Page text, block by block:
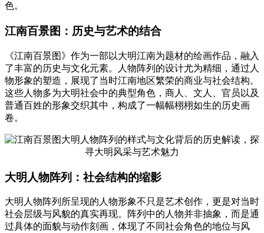
色。
江南百景图：历史与艺术的结合
《江南百景图》作为一部以大明江南为题材的绘画作品，融入
了丰富的历史与文化元素。人物阵列的设计尤为精细，通过人
物形象的塑造，展现了当时江南地区繁荣的商业与社会结构。
这些人物多为大明社会中的典型角色，商人、文人、官员以及
普通百姓的形象交织其中，构成了一幅幅栩栩如生的历史画
卷。
大明人物阵列：社会结构的缩影
大明人物阵列所呈现的人物形象不只是艺术创作，更是对当时
社会层级与风貌的真实再现。阵列中的人物并非抽象，而是通
过具体的面貌与动作刻画，体现了不同社会角色的地位与风